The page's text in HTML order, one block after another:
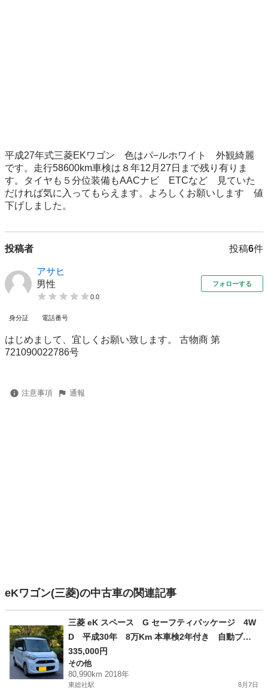
平成27年式三菱EKワゴン　色はパ−ルホワイト　外観綺麗
です。走行58600km車検は８年12月27日まで残り有りま
す。タイヤも５分位装備もAACナビ　ETCなど　見ていた
だければ気に入ってもらえます。よろしくお願いします　値
下げしました。
投稿者 投稿6件
アサヒ
男性
0.0
フォローする
身分証 電話番号
はじめまして、宜しくお願い致します。 古物商 第
721090022786号
注意事項 通報
eKワゴン(三菱)の中古車の関連記事
三菱 eK スペース G セーフティパッケージ 4W
D 平成30年 8万Km 本車検2年付き 自動ブレ
ーキ 左側パワースライドドア 現状引き渡し
335,000円
その他
80,990km 2018年
東総社駅 8月7日